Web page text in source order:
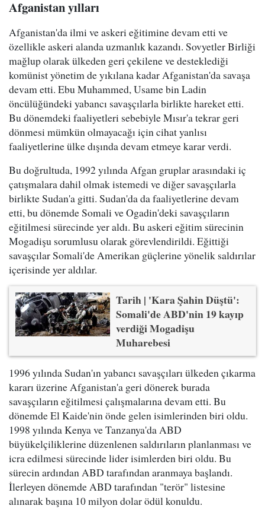
Afganistan yılları
Afganistan'da ilmi ve askeri eğitimine devam etti ve
özellikle askeri alanda uzmanlık kazandı. Sovyetler Birliği
mağlup olarak ülkeden geri çekilene ve desteklediği
komünist yönetim de yıkılana kadar Afganistan'da savaşa
devam etti. Ebu Muhammed, Usame bin Ladin
öncülüğündeki yabancı savaşçılarla birlikte hareket etti.
Bu dönemdeki faaliyetleri sebebiyle Mısır'a tekrar geri
dönmesi mümkün olmayacağı için cihat yanlısı
faaliyetlerine ülke dışında devam etmeye karar verdi.
Bu doğrultuda, 1992 yılında Afgan gruplar arasındaki iç
çatışmalara dahil olmak istemedi ve diğer savaşçılarla
birlikte Sudan'a gitti. Sudan'da da faaliyetlerine devam
etti, bu dönemde Somali ve Ogadin'deki savaşçıların
eğitilmesi sürecinde yer aldı. Bu askeri eğitim sürecinin
Mogadişu sorumlusu olarak görevlendirildi. Eğittiği
savaşçılar Somali'de Amerikan güçlerine yönelik saldırılar
içerisinde yer aldılar.
Tarih | 'Kara Şahin Düştü':
Somali'de ABD'nin 19 kayıp
verdiği Mogadişu
Muharebesi
1996 yılında Sudan'ın yabancı savaşçıları ülkeden çıkarma
kararı üzerine Afganistan'a geri dönerek burada
savaşçıların eğitilmesi çalışmalarına devam etti. Bu
dönemde El Kaide'nin önde gelen isimlerinden biri oldu.
1998 yılında Kenya ve Tanzanya'da ABD
büyükelçiliklerine düzenlenen saldırıların planlanması ve
icra edilmesi sürecinde lider isimlerden biri oldu. Bu
sürecin ardından ABD tarafından aranmaya başlandı.
İlerleyen dönemde ABD tarafından "terör" listesine
alınarak başına 10 milyon dolar ödül konuldu.